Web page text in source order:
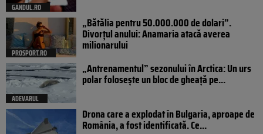
GANDUL.RO
PROSPORT.RO
„Bătălia pentru 50.000.000 de dolari”.
Divorțul anului: Anamaria atacă averea
milionarului
ADEVARUL
„Antrenamentul” sezonului în Arctica: Un urs
polar folosește un bloc de gheață pe...
Drona care a explodat în Bulgaria, aproape de
România, a fost identificată. Ce...